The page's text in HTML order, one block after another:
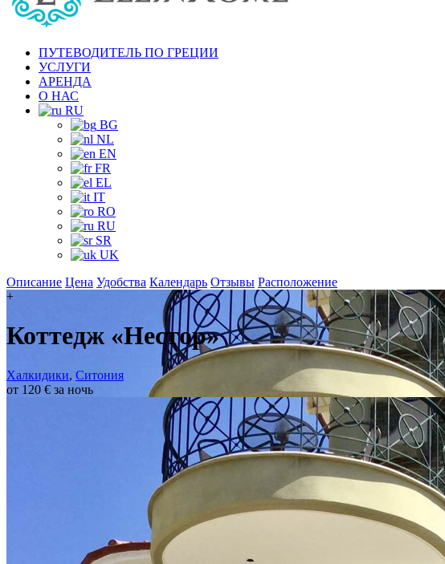
ПУТЕВОДИТЕЛЬ ПО ГРЕЦИИ
УСЛУГИ
АРЕНДА
О НАС
RU
BG
NL
EN
FR
EL
IT
RO
RU
SR
UK
Описание Цена Удобства Календарь Отзывы Расположение
+
Коттедж «Нестор»
Халкидики, Ситония
от 120 € за ночь